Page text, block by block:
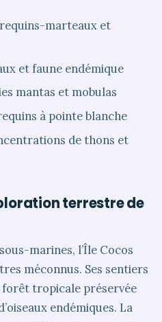
marteaux et
et faune endémique
mantas et mobulas
à pointe blanche
de thons et
terrestre de
marines, l’Île Cocos
méconnus. Ses sentiers
tropicale préservée
endémiques. La